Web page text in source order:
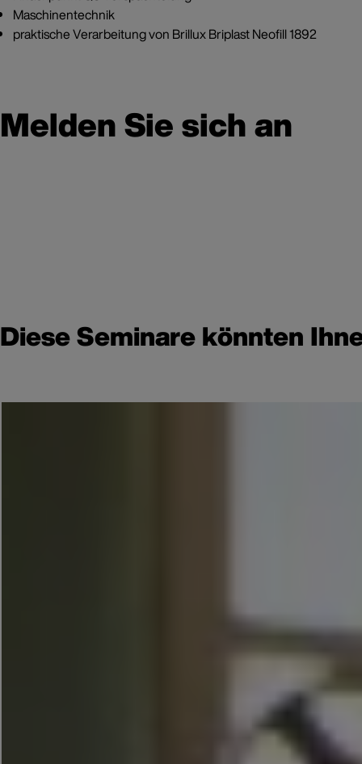
Maschinentechnik
praktische Verarbeitung von Brillux Briplast Neofill 1892
Melden Sie sich an
Diese Seminare könnten